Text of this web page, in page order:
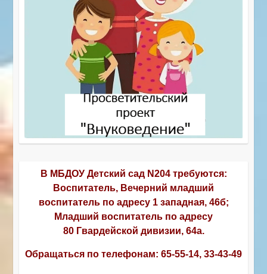
В МБДОУ Детский сад N204 требуются:
Воспитатель, Вечерний младший
воспитатель по адресу 1 западная, 46б;
Младший воспитатель по адресу
80 Гвардейской дивизии, 64а.
Обращаться по телефонам: 65-55-14, 33-43-49